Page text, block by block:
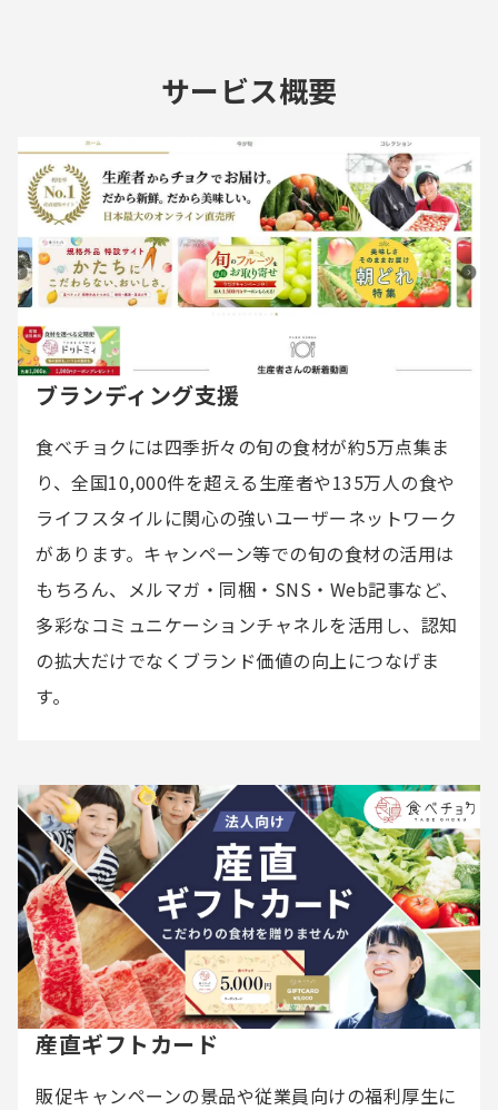
サービス概要
ブランディング支援
食べチョクには四季折々の旬の食材が約5万点集ま
り、全国10,000件を超える生産者や135万人の食や
ライフスタイルに関心の強いユーザーネットワーク
があります。キャンペーン等での旬の食材の活用は
もちろん、メルマガ・同梱・SNS・Web記事など、
多彩なコミュニケーションチャネルを活用し、認知
の拡大だけでなくブランド価値の向上につなげま
す。
産直ギフトカード
販促キャンペーンの景品や従業員向けの福利厚生に